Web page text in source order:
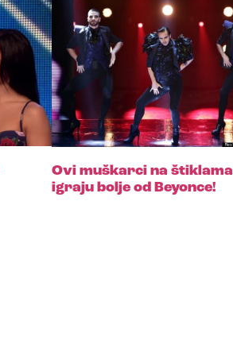
Ovi muškarci na štiklama
igraju bolje od Beyonce!